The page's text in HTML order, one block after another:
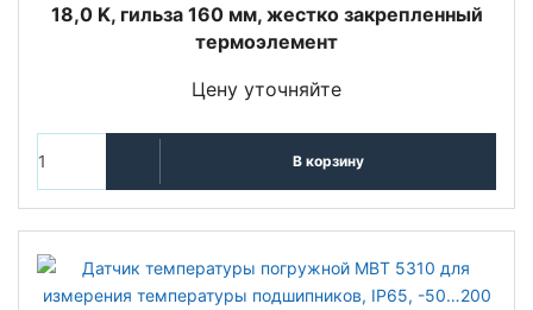
18,0 K, гильза 160 мм, жестко закрепленный
термоэлемент
Цену уточняйте
В корзину